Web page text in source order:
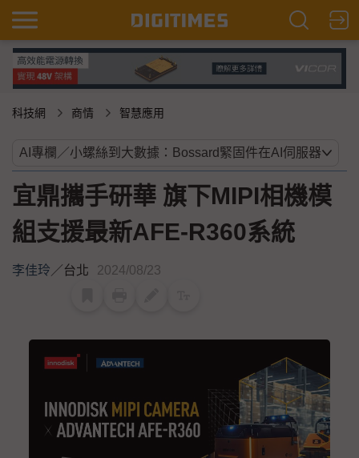
科技網 商情 智慧應用
宜鼎攜手研華 旗下MIPI相機模
組支援最新AFE-R360系統
李佳玲／台北 2024/08/23